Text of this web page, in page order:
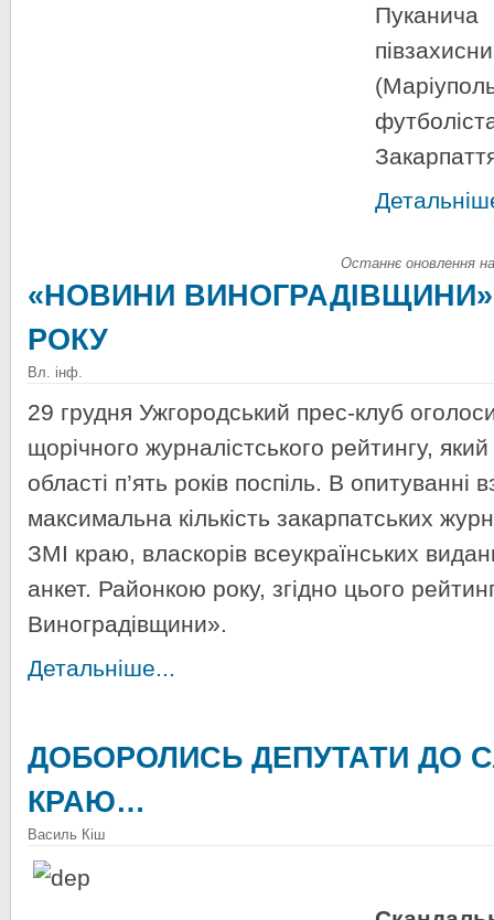
Останнє оновлення
«НОВИНИ
РОКУ
Вл. інф.
29 грудня Ужгородський прес-клуб
щорічного журналістського рейтингу,
області п’ять років поспіль. В опитуванні
максимальна кількість закарпатських
ЗМІ краю, власкорів всеукраїнських
анкет. Районкою року, згідно цього
Виноградівщини».
Детальніше...
ДОБОРОЛИСЬ ДЕПУТАТИ ДО
КРАЮ…
Василь Кіш